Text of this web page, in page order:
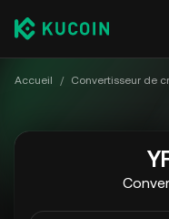
Accueil / Convertisseur de